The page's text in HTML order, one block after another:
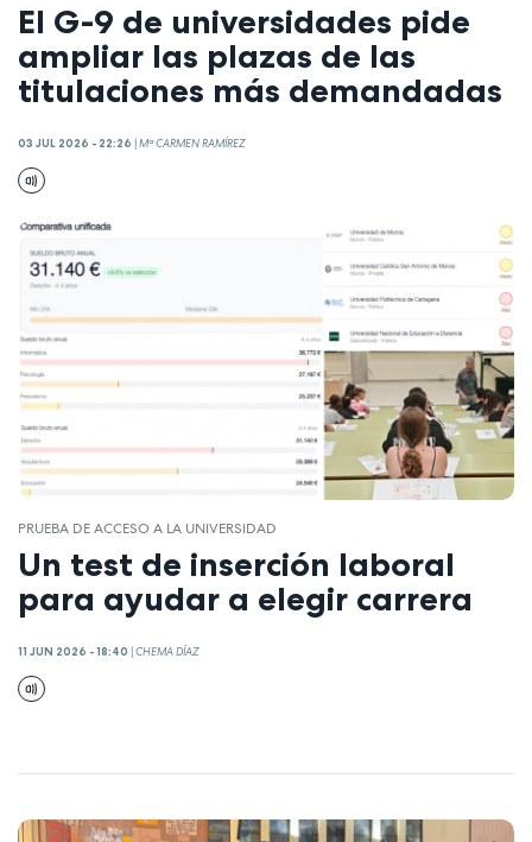
El G-9 de universidades pide
ampliar las plazas de las
titulaciones más demandadas
03 JUL 2026 - 22:26 |Mª CARMEN RAMÍREZ
PRUEBA DE ACCESO A LA UNIVERSIDAD
Un test de inserción laboral
para ayudar a elegir carrera
11 JUN 2026 - 18:40 |CHEMA DÍAZ